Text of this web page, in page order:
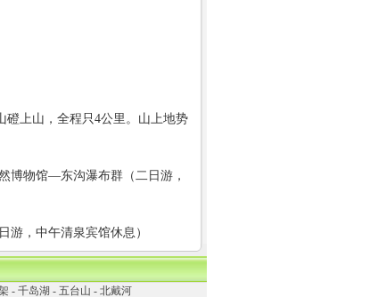
上山，全程只4公里。山上地势
物馆—东沟瀑布群（二日游，
，中午清泉宾馆休息）
- 千岛湖 - 五台山 - 北戴河